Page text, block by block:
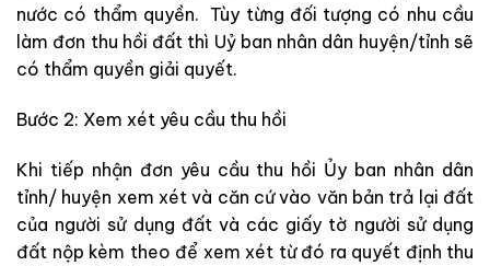
nước có thẩm quyền. Tùy từng đối tượng có nhu cầu
làm đơn thu hồi đất thì Uỷ ban nhân dân huyện/tỉnh sẽ
có thẩm quyền giải quyết.
Bước 2: Xem xét yêu cầu thu hồi
Khi tiếp nhận đơn yêu cầu thu hồi Ủy ban nhân dân
tỉnh/ huyện xem xét và căn cứ vào văn bản trả lại đất
của người sử dụng đất và các giấy tờ người sử dụng
đất nộp kèm theo để xem xét từ đó ra quyết định thu